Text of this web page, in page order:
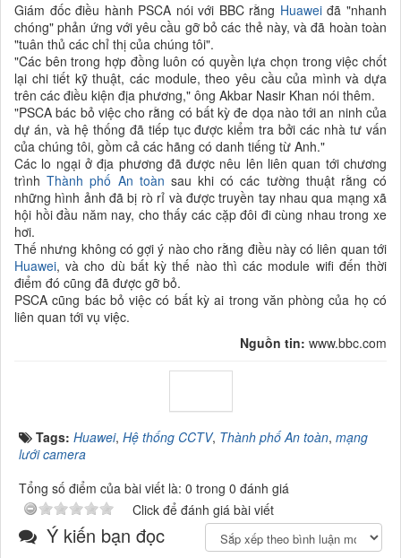
Giám đốc điều hành PSCA nói với BBC rằng Huaweiđã "nhanh
chóng" phản ứng với yêu cầu gỡ bỏ các thẻ này, và đã hoàn toàn
"tuân thủ các chỉ thị của chúng tôi".
"Các bên trong hợp đồng luôn có quyền lựa chọn trong việc chốt
lại chi tiết kỹ thuật, các module, theo yêu cầu của mình và dựa
trên các điều kiện địa phương," ông Akbar Nasir Khan nói thêm.
"PSCA bác bỏ việc cho rằng có bất kỳ đe dọa nào tới an ninh của
dự án, và hệ thống đã tiếp tục được kiểm tra bởi các nhà tư vấn
của chúng tôi, gồm cả các hãng có danh tiếng từ Anh."
Các lo ngại ở địa phương đã được nêu lên liên quan tới chương
trìnhThành phố An toàn sau khi có các tường thuật rằng có
những hình ảnh đã bị rò rỉ và được truyền tay nhau qua mạng xã
hội hồi đầu năm nay, cho thấy các cặp đôi đi cùng nhau trong xe
hơi.
Thế nhưng không có gợi ý nào cho rằng điều này có liên quan tới
Huawei, và cho dù bất kỳ thế nào thì các module wifi đến thời
điểm đó cũng đã được gỡ bỏ.
PSCA cũng bác bỏ việc có bất kỳ ai trong văn phòng của họ có
liên quan tới vụ việc.
Nguồn tin: www.bbc.com
Tags: Huawei, Hệ thống CCTV, Thành phố An toàn, mạng
lưới camera
Tổng số điểm của bài viết là: 0 trong 0 đánh giá
Click để đánh giá bài viết
Ý kiến bạn đọc